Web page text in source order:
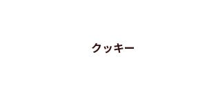
クッキー